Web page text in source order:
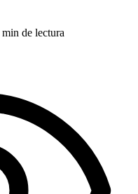
min de lectura